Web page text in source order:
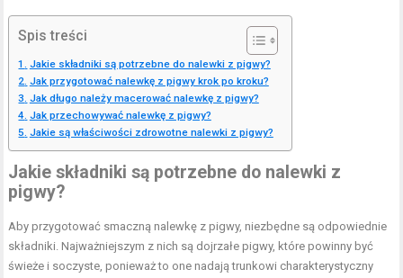
Spis treści
Jakie składniki są potrzebne do nalewki z pigwy?
Jak przygotować nalewkę z pigwy krok po kroku?
Jak długo należy macerować nalewkę z pigwy?
Jak przechowywać nalewkę z pigwy?
Jakie są właściwości zdrowotne nalewki z pigwy?
Jakie składniki są potrzebne do nalewki z
pigwy?
Aby przygotować smaczną nalewkę z pigwy, niezbędne są odpowiednie
składniki. Najważniejszym z nich są dojrzałe pigwy, które powinny być
świeże i soczyste, ponieważ to one nadają trunkowi charakterystyczny